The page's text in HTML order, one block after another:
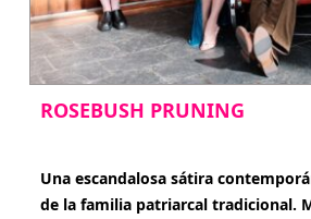
ROSEBUSH PRUNING
Una escandalosa sátira
de la familia patriarcal tradicional.